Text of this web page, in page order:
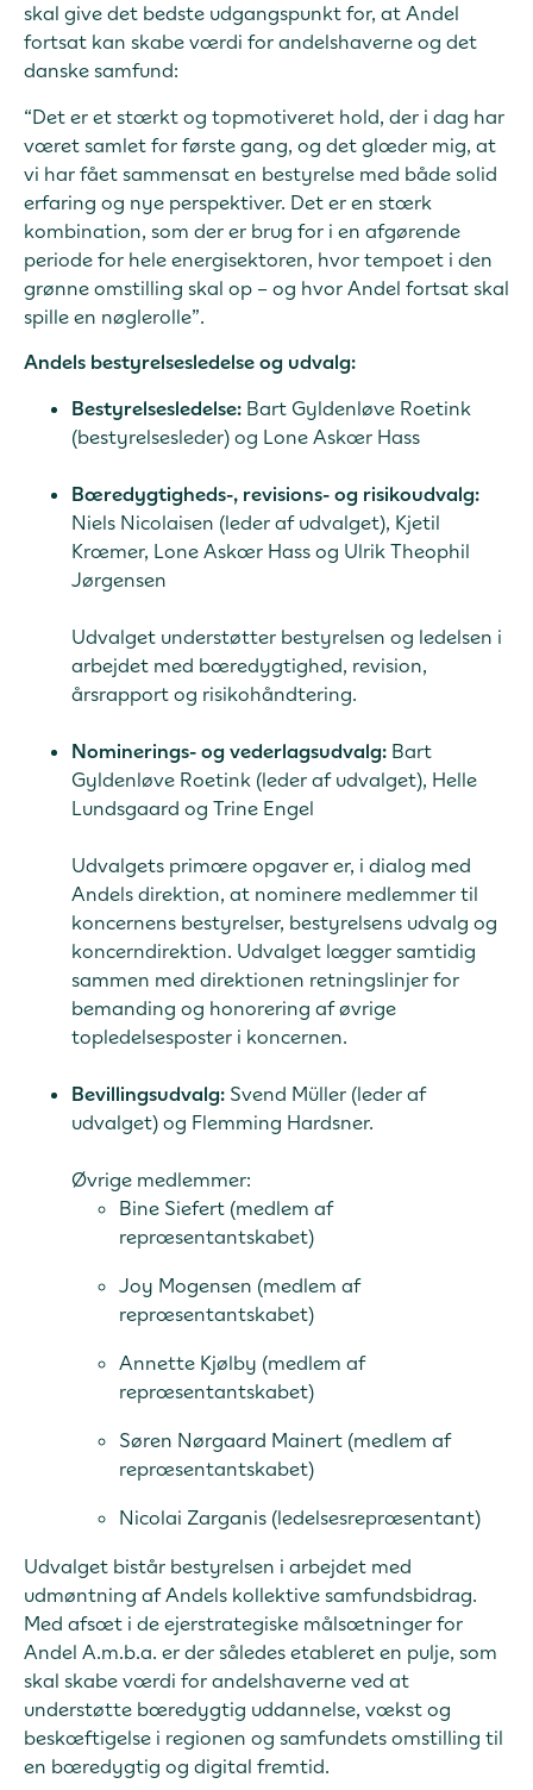
skal give det bedste udgangspunkt for, at Andel
fortsat kan skabe værdi for andelshaverne og det
danske samfund:
“Det er et stærkt og topmotiveret hold, der i dag har
været samlet for første gang, og det glæder mig, at
vi har fået sammensat en bestyrelse med både solid
erfaring og nye perspektiver. Det er en stærk
kombination, som der er brug for i en afgørende
periode for hele energisektoren, hvor tempoet i den
grønne omstilling skal op – og hvor Andel fortsat skal
spille en nøglerolle”.
Andels bestyrelsesledelse og udvalg:
Bestyrelsesledelse: Bart Gyldenløve Roetink
(bestyrelsesleder) og Lone Askær Hass
Bæredygtigheds-, revisions- og risikoudvalg:
Niels Nicolaisen (leder af udvalget), Kjetil
Kræmer, Lone Askær Hass og Ulrik Theophil
Jørgensen
Udvalget understøtter bestyrelsen og ledelsen i
arbejdet med bæredygtighed, revision,
årsrapport og risikohåndtering.
Nominerings- og vederlagsudvalg: Bart
Gyldenløve Roetink (leder af udvalget), Helle
Lundsgaard og Trine Engel
Udvalgets primære opgaver er, i dialog med
Andels direktion, at nominere medlemmer til
koncernens bestyrelser, bestyrelsens udvalg og
koncerndirektion. Udvalget lægger samtidig
sammen med direktionen retningslinjer for
bemanding og honorering af øvrige
topledelsesposter i koncernen.
Bevillingsudvalg: Svend Müller (leder af
udvalget) og Flemming Hardsner.
Øvrige medlemmer:
Bine Siefert (medlem af
repræsentantskabet)
Joy Mogensen (medlem af
repræsentantskabet)
Annette Kjølby (medlem af
repræsentantskabet)
Søren Nørgaard Mainert (medlem af
repræsentantskabet)
Nicolai Zarganis (ledelsesrepræsentant)
Udvalget bistår bestyrelsen i arbejdet med
udmøntning af Andels kollektive samfundsbidrag.
Med afsæt i de ejerstrategiske målsætninger for
Andel A.m.b.a. er der således etableret en pulje, som
skal skabe værdi for andelshaverne ved at
understøtte bæredygtig uddannelse, vækst og
beskæftigelse i regionen og samfundets omstilling til
en bæredygtig og digital fremtid.